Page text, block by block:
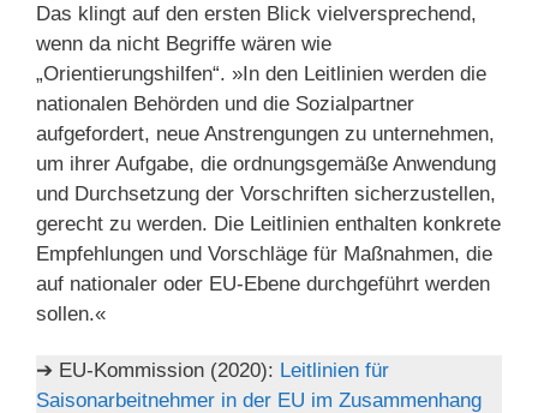
Das klingt auf den ersten Blick vielversprechend,
wenn da nicht Begriffe wären wie
„Orientierungshilfen“. »In den Leitlinien werden die
nationalen Behörden und die Sozialpartner
aufgefordert, neue Anstrengungen zu unternehmen,
um ihrer Aufgabe, die ordnungsgemäße Anwendung
und Durchsetzung der Vorschriften sicherzustellen,
gerecht zu werden. Die Leitlinien enthalten konkrete
Empfehlungen und Vorschläge für Maßnahmen, die
auf nationaler oder EU-Ebene durchgeführt werden
sollen.«
➔ EU-Kommission (2020): Leitlinien für
Saisonarbeitnehmer in der EU im Zusammenhang